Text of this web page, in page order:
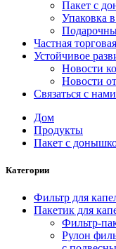
Пакет с
Упаковка
Частная
Устойчивое
Новости
Новости
Связаться с нами
Дом
Продукты
Пакет с
Категории
Фильтр для
Пакетик для
Фильтр-
Рулон